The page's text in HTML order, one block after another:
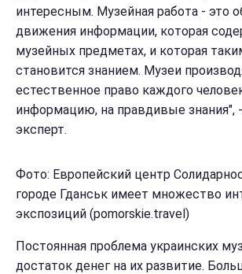
интересным. Музейная работа - это
движения информации, которая
музейных предметах, и ​​которая
становится знанием. Музеи
естественное право каждого
информацию, на правдивые знания",
эксперт.
Фото: Европейский центр
городе Гданськ имеет множество
экспозиций (pomorskie.travel)
Постоянная проблема украинских
достаток денег на их развитие.